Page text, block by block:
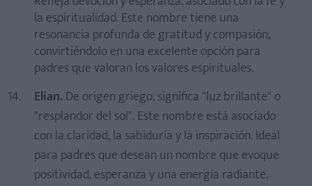
la espiritualidad. Este nombre tiene una
resonancia profunda de gratitud y compasión,
convirtiéndolo en una excelente opción para
padres que valoran los valores espirituales.
Elian. De origen griego, significa "luz brillante" o
"resplandor del sol". Este nombre está asociado
con la claridad, la sabiduría y la inspiración. Ideal
para padres que desean un nombre que evoque
positividad, esperanza y una energía radiante.